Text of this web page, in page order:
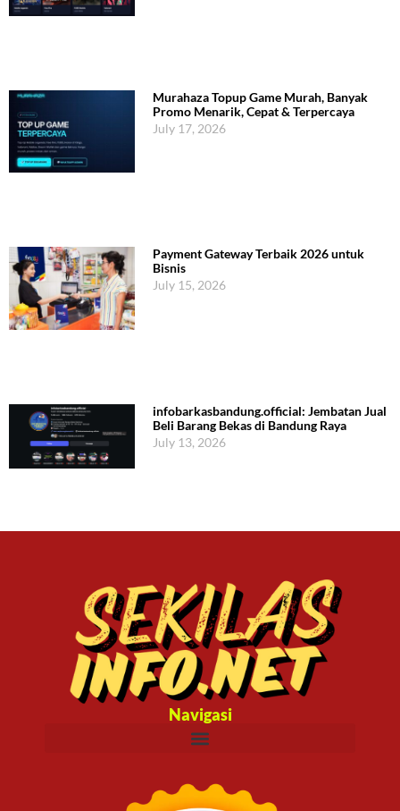
Murahaza Topup Game Murah, Banyak
Promo Menarik, Cepat & Terpercaya
July 17, 2026
Payment Gateway Terbaik 2026 untuk
Bisnis
July 15, 2026
infobarkasbandung.official: Jembatan Jual
Beli Barang Bekas di Bandung Raya
July 13, 2026
Navigasi